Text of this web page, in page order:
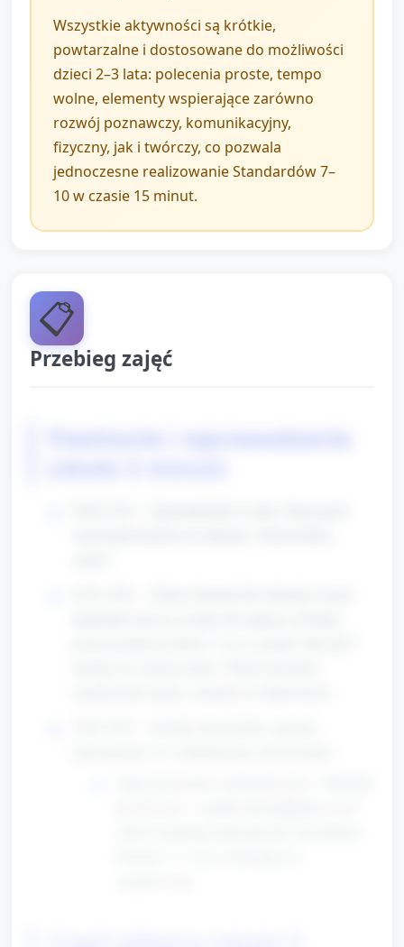
Wszystkie aktywności są krótkie,
powtarzalne i dostosowane do możliwości
dzieci 2–3 lata: polecenia proste, tempo
wolne, elementy wspierające zarówno
rozwój poznawczy, komunikacyjny,
fizyczny, jak i twórczy, co pozwala
jednoczesne realizowanie Standardów 7–
10 w czasie 15 minut.
📋
Przebieg zajęć